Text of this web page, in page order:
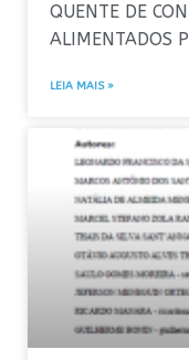
QUENTE DE
ALIMENTADOS
LEIA MAIS »